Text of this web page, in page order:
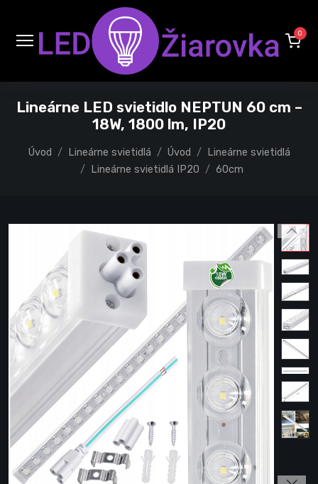
0
Lineárne LED svietidlo NEPTUN 60 cm –
18W, 1800 lm, IP20
Úvod Lineárne svietidlá Úvod
Lineárne svietidlá
Lineárne svietidlá IP20
60cm